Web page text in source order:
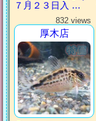
７月２３日入 …
832 views
厚木店